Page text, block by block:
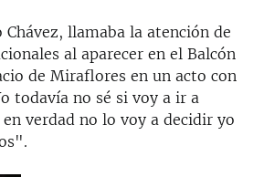
llamaba la atención de
al aparecer en el Balcón
de Miraflores en un acto con
todavía no sé si voy a ir a
verdad no lo voy a decidir yo